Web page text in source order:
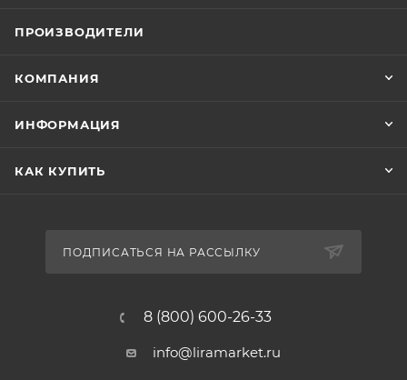
ПРОИЗВОДИТЕЛИ
КОМПАНИЯ
ИНФОРМАЦИЯ
КАК КУПИТЬ
ПОДПИСАТЬСЯ НА РАССЫЛКУ
8 (800) 600-26-33
info@liramarket.ru